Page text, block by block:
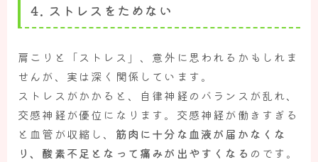
4. ストレスをためない
肩こりと「ストレス」、意外に思われるかもしれま
せんが、実は深く関係しています。
ストレスがかかると、自律神経のバランスが乱れ、
交感神経が優位になります。交感神経が働きすぎる
と血管が収縮し、 筋肉に十分な血液が届かなくな
り、酸素不足となって痛みが出やすくなる のです。